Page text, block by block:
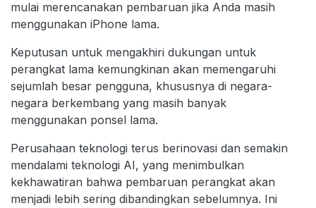
mulai merencanakan pembaruan jika Anda masih
menggunakan iPhone lama.
Keputusan untuk mengakhiri dukungan untuk
perangkat lama kemungkinan akan memengaruhi
sejumlah besar pengguna, khususnya di negara-
negara berkembang yang masih banyak
menggunakan ponsel lama.
Perusahaan teknologi terus berinovasi dan semakin
mendalami teknologi AI, yang menimbulkan
kekhawatiran bahwa pembaruan perangkat akan
menjadi lebih sering dibandingkan sebelumnya. Ini